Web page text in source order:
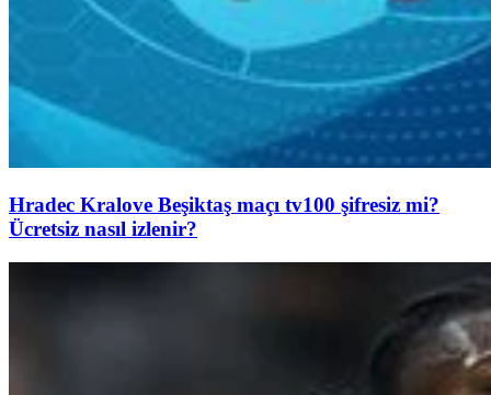
Hradec Kralove Beşiktaş maçı tv100 şifresiz mi?
Ücretsiz nasıl izlenir?